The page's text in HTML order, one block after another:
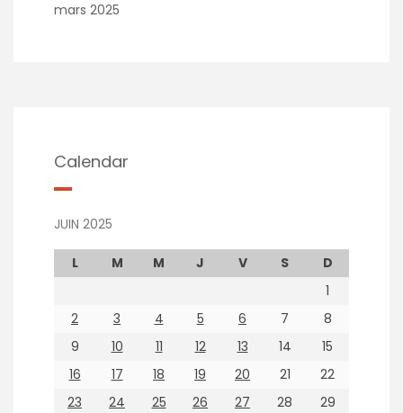
mars 2025
Calendar
JUIN 2025
L M M J V S
D
1
2
3 4 5 6 7
8
9
10 11 12 13 14
15
16
17 18 19 20 21
22
23
24 25 26 27 28
29